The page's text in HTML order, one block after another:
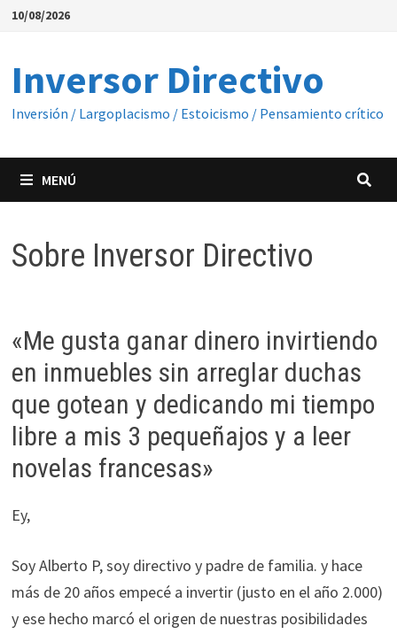
Saltar
10/08/2026
Inversor Directivo
Inversión / Largoplacismo / Estoicismo / Pensamiento crítico
MENÚ
Sobre Inversor Directivo
«Me gusta ganar dinero invirtiendo
en inmuebles sin arreglar duchas
que gotean y dedicando mi tiempo
libre a mis 3 pequeñajos y a leer
novelas francesas»
Ey,
Soy Alberto P, soy directivo y padre de familia. y hace
más de 20 años empecé a invertir (justo en el año 2.000)
y ese hecho marcó el origen de nuestras posibilidades